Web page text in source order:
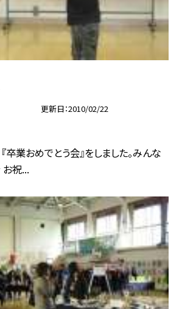
更新日 2010/02/22
卒業おめでとう会』をしました。みんな
お祝...